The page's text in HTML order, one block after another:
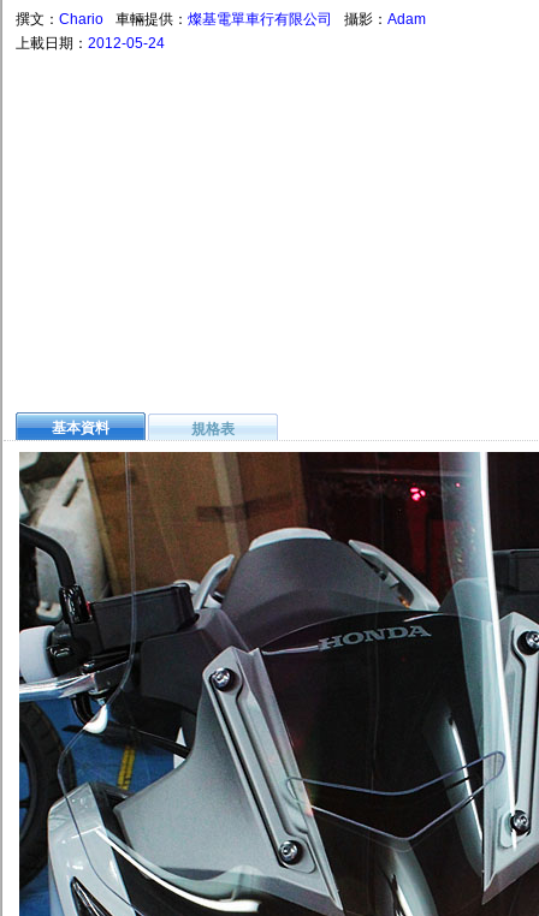
撰文： Chario 車輛提供： 燦基電單車行有限公司 攝影： Adam
上載日期： 2012-05-24
基本資料 規格表